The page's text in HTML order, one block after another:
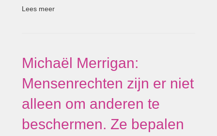
Lees meer
Michaël Merrigan:
Mensenrechten zijn er niet
alleen om anderen te
beschermen. Ze bepalen